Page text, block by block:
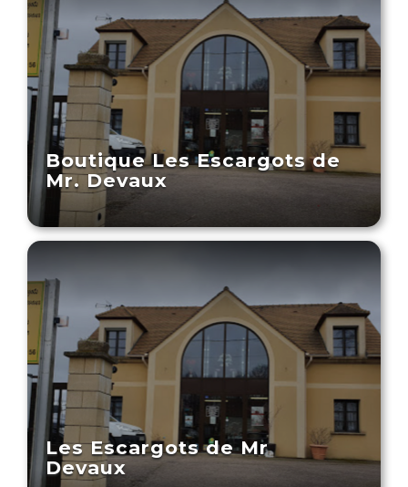
Boutique Les Escargots de
Mr. Devaux
Les Escargots de Mr
Devaux